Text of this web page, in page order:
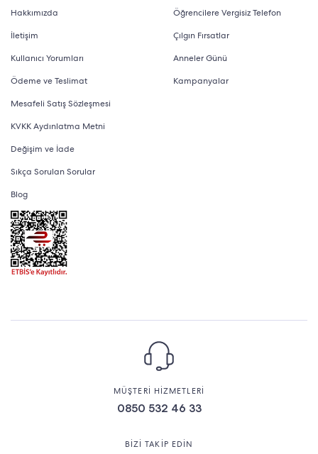
Hakkımızda
İletişim
Kullanıcı Yorumları
Ödeme ve Teslimat
Mesafeli Satış Sözleşmesi
KVKK Aydınlatma Metni
Değişim ve İade
Sıkça Sorulan Sorular
Blog
Öğrencilere Vergisiz Telefon
Çılgın Fırsatlar
Anneler Günü
Kampanyalar
MÜŞTERİ HİZMETLERİ
0850 532 46 33
BİZİ TAKİP EDİN